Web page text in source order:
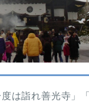
度は詣れ善光寺」